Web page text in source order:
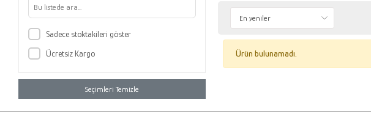
Sadece stoktakileri göster
Ücretsiz Kargo
Seçimleri Temizle
Ürün bulunamadı.